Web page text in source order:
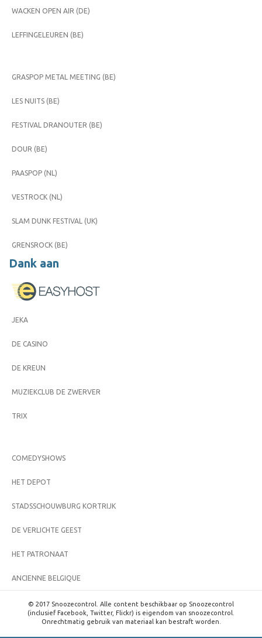
WACKEN OPEN AIR (DE)
LEFFINGELEUREN (BE)
GRASPOP METAL MEETING (BE)
LES NUITS (BE)
FESTIVAL DRANOUTER (BE)
DOUR (BE)
PAASPOP (NL)
VESTROCK (NL)
SLAM DUNK FESTIVAL (UK)
GRENSROCK (BE)
Dank aan
JEKA
DE CASINO
DE KREUN
MUZIEKCLUB DE ZWERVER
TRIX
COMEDYSHOWS
HET DEPOT
STADSSCHOUWBURG KORTRIJK
DE VERLICHTE GEEST
HET PATRONAAT
ANCIENNE BELGIQUE
© 2017 Snoozecontrol. Alle content beschikbaar op Snoozecontrol
(inclusief Facebook, Twitter, Flickr) is eigendom van snoozecontrol.
Onrechtmatig gebruik van materiaal kan bestraft worden.